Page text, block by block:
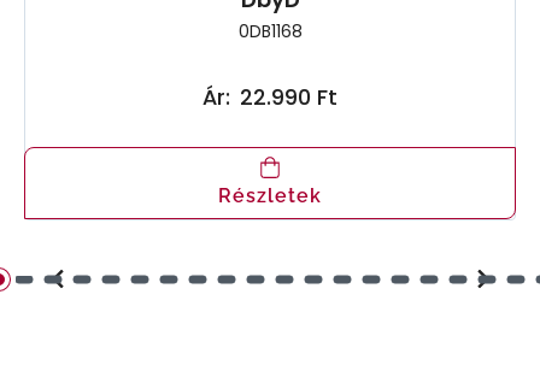
0DB1168
Ár: 22.990 Ft
Részletek